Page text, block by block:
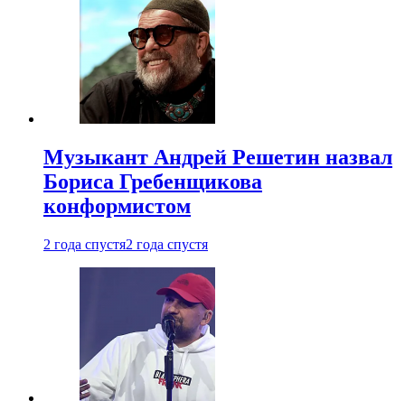
Музыкант Андрей Решетин назвал
Бориса Гребенщикова
конформистом
2 года спустя2 года спустя